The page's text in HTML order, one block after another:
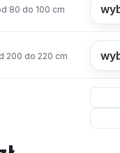
80 do 100 cm
200 do 220 cm